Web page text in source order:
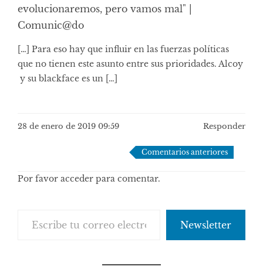
evolucionaremos, pero vamos mal" |
Comunic@do
[…] Para eso hay que influir en las fuerzas políticas
que no tienen este asunto entre sus prioridades. Alcoy
y su blackface es un […]
28 de enero de 2019 09:59 Responder
comentarios
Comentarios anteriores
Por favor acceder para comentar.
Newsletter